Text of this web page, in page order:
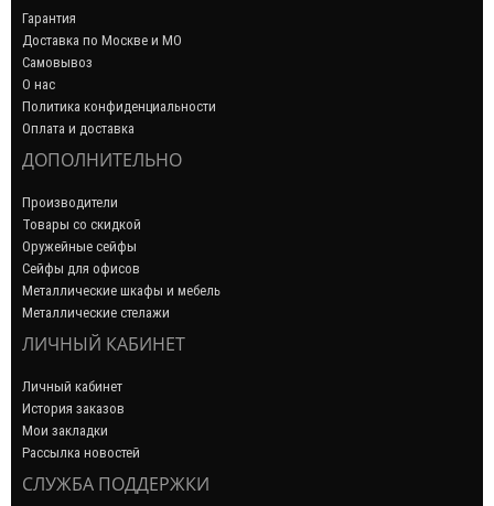
Гарантия
Доставка по Москве и МО
Самовывоз
О нас
Политика конфиденциальности
Оплата и доставка
ДОПОЛНИТЕЛЬНО
Производители
Товары со скидкой
Оружейные сейфы
Сейфы для офисов
Металлические шкафы и мебель
Металлические стелажи
ЛИЧНЫЙ КАБИНЕТ
Личный кабинет
История заказов
Мои закладки
Рассылка новостей
СЛУЖБА ПОДДЕРЖКИ